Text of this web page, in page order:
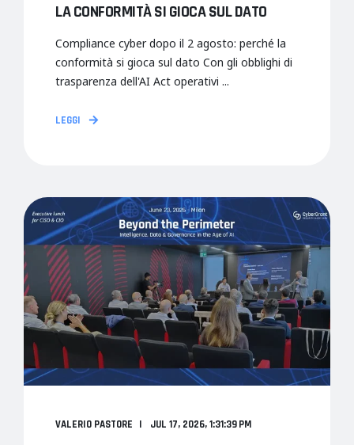
LA CONFORMITÀ SI GIOCA SUL DATO
Compliance cyber dopo il 2 agosto: perché la
conformità si gioca sul dato Con gli obblighi di
trasparenza dell'AI Act operativi ...
LEGGI
VALERIO PASTORE
JUL 17, 2026, 1:31:39 PM